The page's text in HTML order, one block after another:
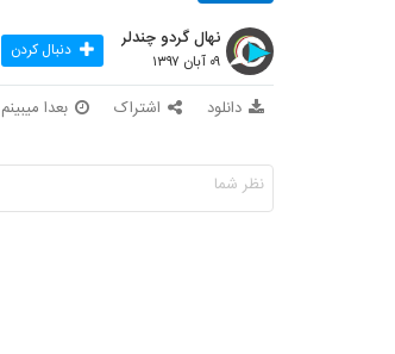
نهال گردو چندلر
۰۹ آبان ۱۳۹۷ دنبال کردن
دانلود اشتراک بعدا میبینم